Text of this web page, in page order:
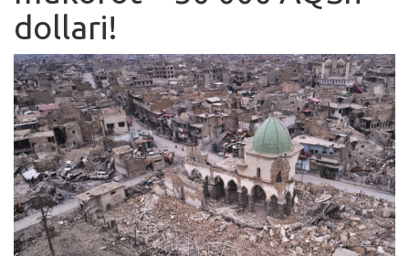
Qidirish
Kirish
dollari!